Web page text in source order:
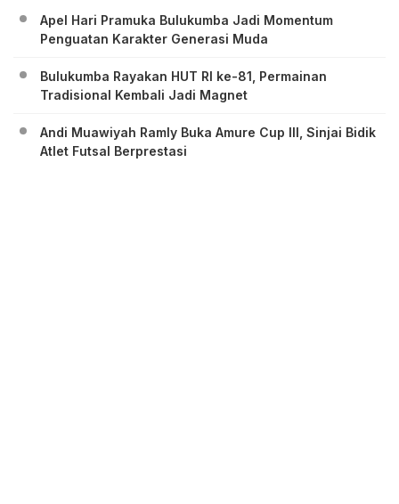
Apel Hari Pramuka Bulukumba Jadi Momentum
Penguatan Karakter Generasi Muda
Bulukumba Rayakan HUT RI ke-81, Permainan
Tradisional Kembali Jadi Magnet
Andi Muawiyah Ramly Buka Amure Cup III, Sinjai Bidik
Atlet Futsal Berprestasi